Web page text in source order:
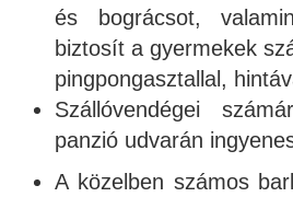
és bográcsot,
biztosít a gyermekek
pingpongasztallal,
Szállóvendégei
panzió udvarán
A közelben számos